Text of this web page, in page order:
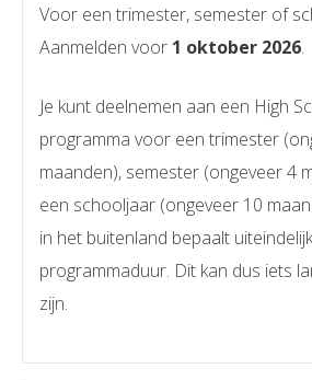
Voor een trimester, semester of
Aanmelden voor 1 oktober 2026.
Je kunt deelnemen aan een High
programma voor een trimester
maanden), semester (ongeveer 4
een schooljaar (ongeveer 10
in het buitenland bepaalt
programmaduur. Dit kan dus iets
zijn.